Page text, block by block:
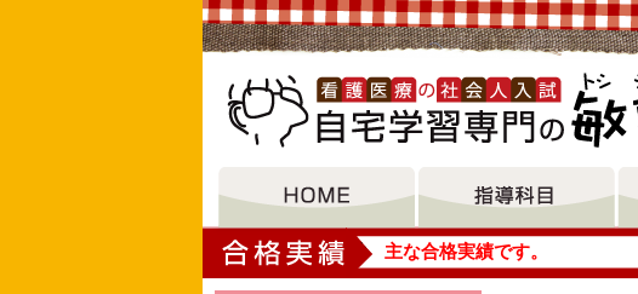
大垣女子短期大学 主な合格実績です。